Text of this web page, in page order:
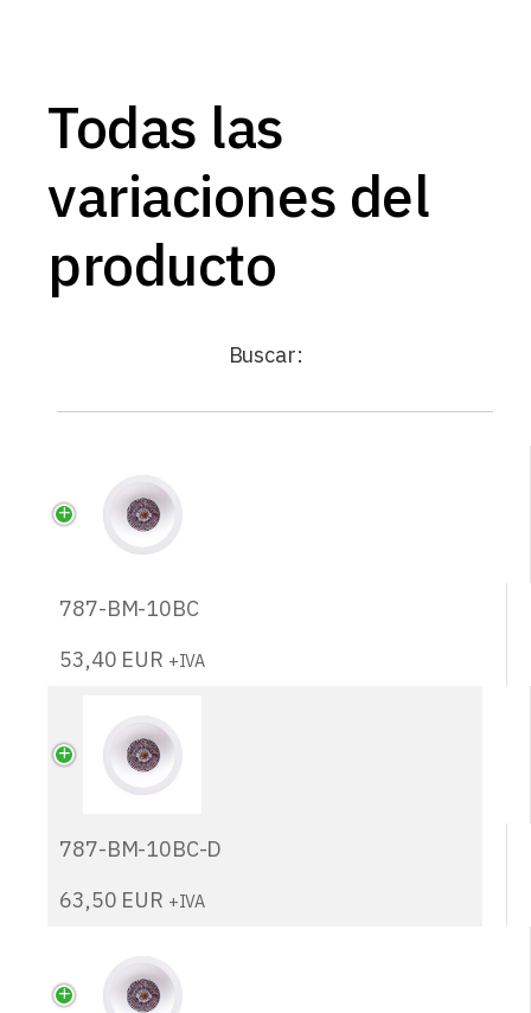
Todas las
variaciones del
producto
Buscar:
787-BM-10BC
53,40 EUR +IVA
787-BM-10BC-D
63,50 EUR +IVA